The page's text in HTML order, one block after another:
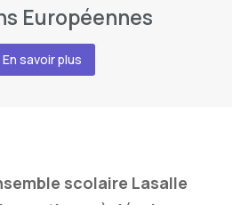
Européennes
En savoir plus
scolaire Lasalle